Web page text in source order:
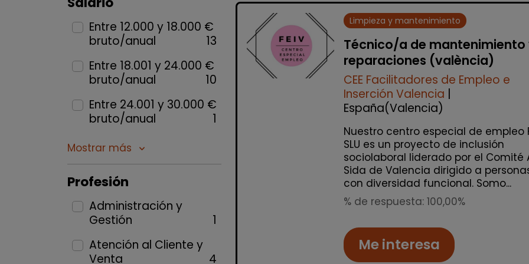
Entre 12.000 y 18.000 €
bruto/anual
13
Entre 18.001 y 24.000 €
bruto/anual
10
Entre 24.001 y 30.000 €
bruto/anual
1
Mostrar más keyboard_arrow_down
Profesión
Administración y
Gestión
1
Atención al Cliente y
Venta
4
Limpieza y mantenimiento
Técnico/a de mantenimiento
reparaciones (valència)
CEE Facilitadores de Empleo e
Inserción Valencia
España(Valencia)
Nuestro centro especial de empleo
SLU es un proyecto de inclusión
sociolaboral liderado por el Comité
Sida de Valencia dirigido a
con diversidad funcional. Somo...
% de respuesta: 100,00%
Me interesa